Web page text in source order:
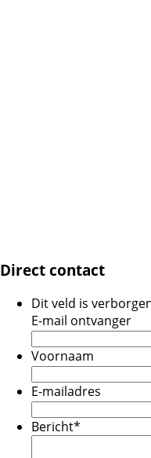
Direct contact
Dit veld is
E-mail ontvanger
Voornaam
E-mailadres
Bericht*